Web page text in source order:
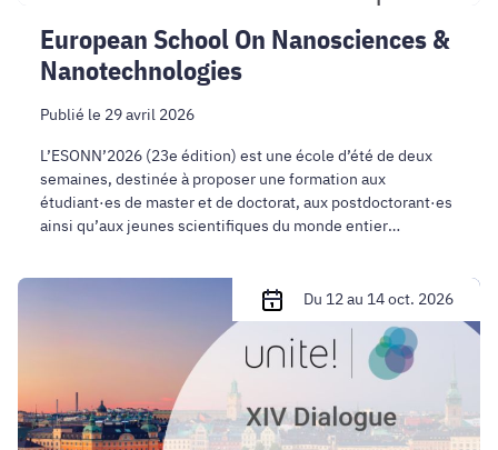
European School On Nanosciences &
Nanotechnologies
Publié le 29 avril 2026
L’ESONN’2026 (23e édition) est une école d’été de deux
semaines, destinée à proposer une formation aux
étudiant·es de master et de doctorat, aux postdoctorant·es
ainsi qu’aux jeunes scientifiques du monde entier
XIV
Unite!
Du 12 au 14 oct. 2026